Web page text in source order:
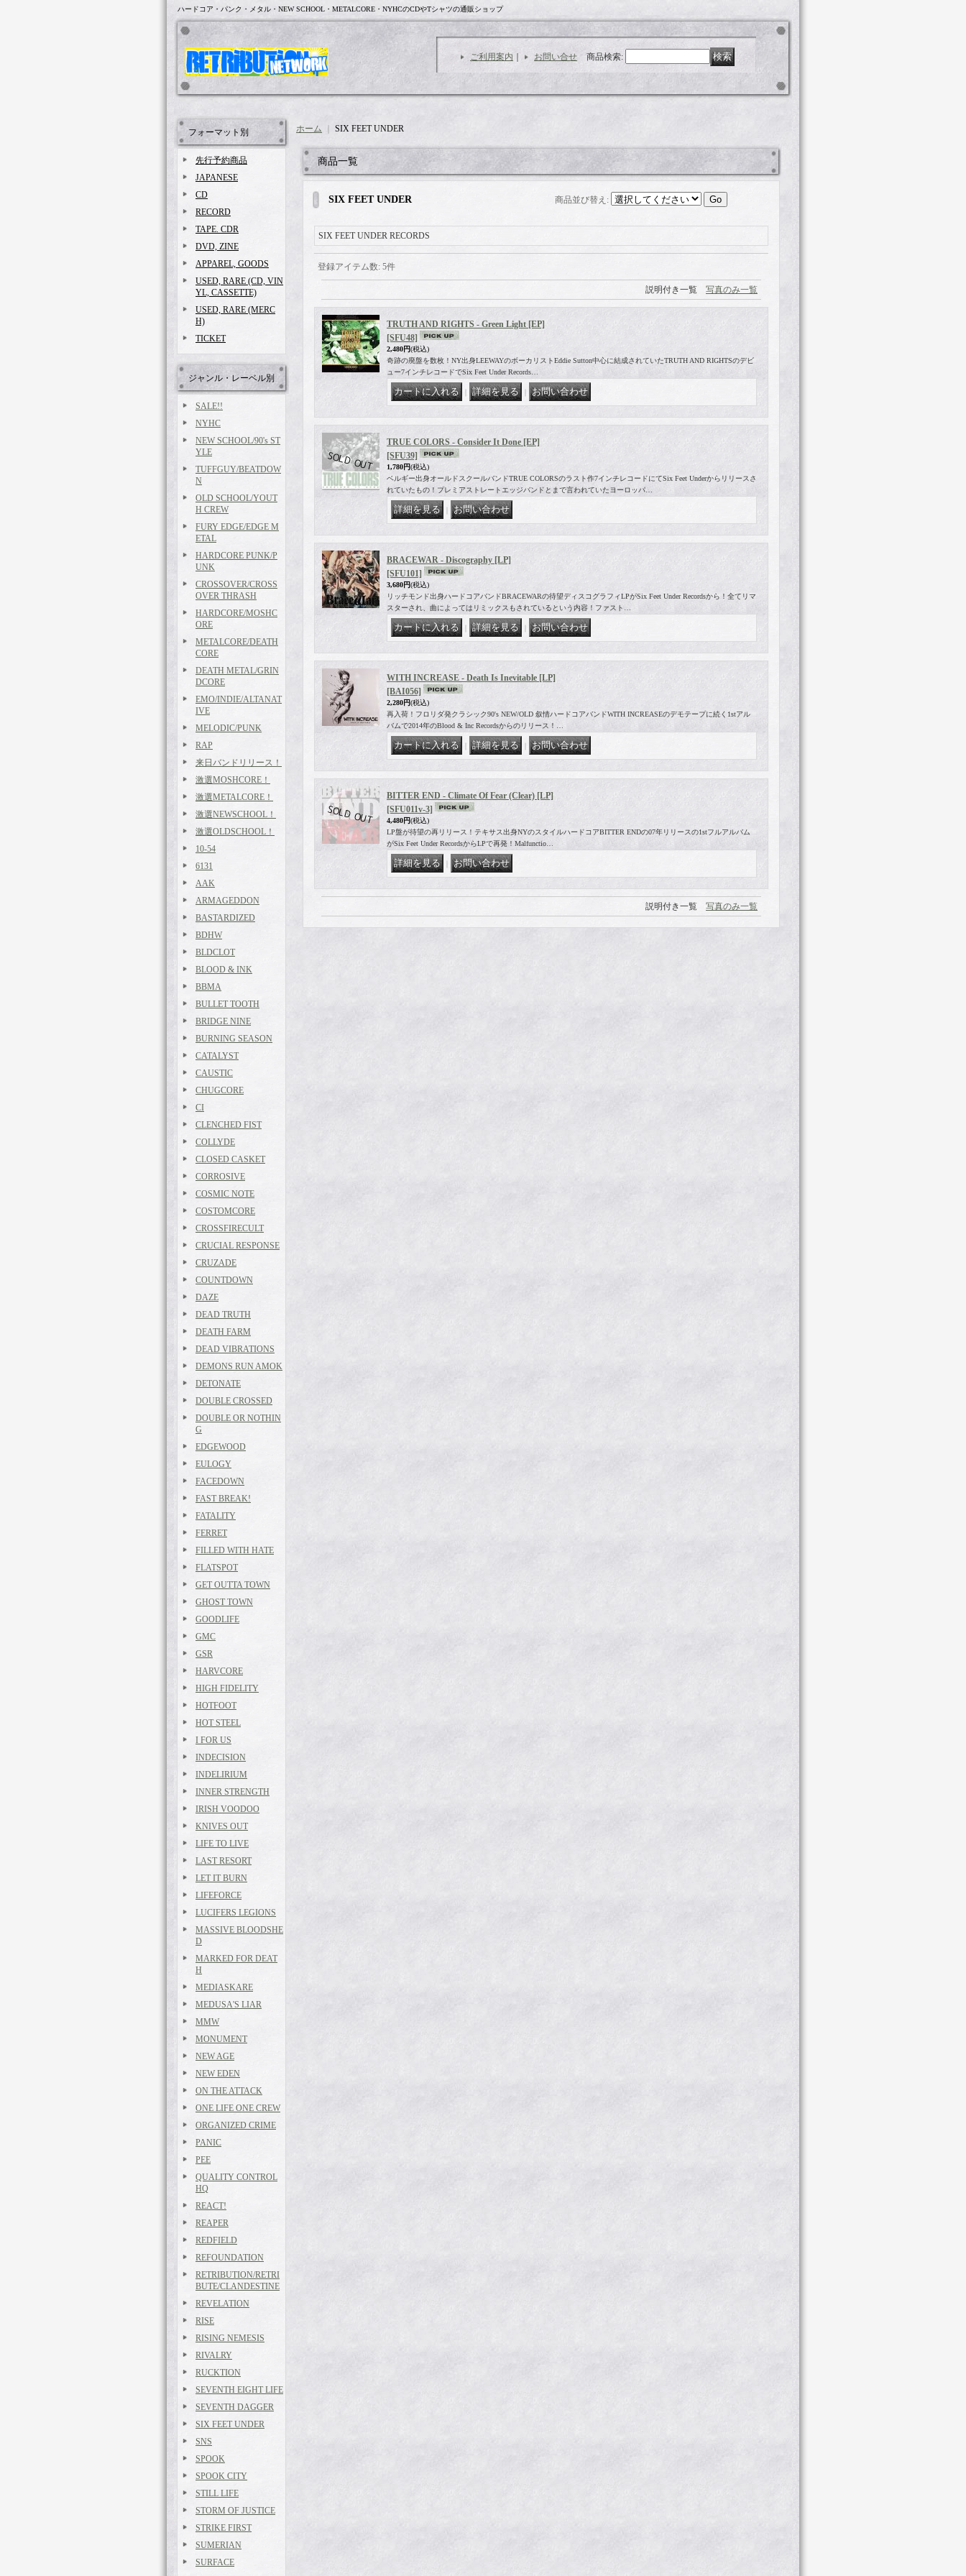
ハードコア・パンク・メタル・NEW SCHOOL・METALCORE・NYHCのCDやTシャツの通販ショップ
ご利用案内 お問い合せ 商品検索:
フォーマット別
先行予約商品
JAPANESE
CD
RECORD
TAPE. CDR
DVD, ZINE
APPAREL, GOODS
USED, RARE (CD, VIN
YL, CASSETTE)
USED, RARE (MERC
H)
TICKET
ジャンル・レーベル別
SALE!!
NYHC
NEW SCHOOL/90's ST
YLE
TUFFGUY/BEATDOW
N
OLD SCHOOL/YOUT
H CREW
FURY EDGE/EDGE M
ETAL
HARDCORE PUNK/P
UNK
CROSSOVER/CROSS
OVER THRASH
HARDCORE/MOSHC
ORE
METALCORE/DEATH
CORE
DEATH METAL/GRIN
DCORE
EMO/INDIE/ALTANAT
IVE
MELODIC/PUNK
RAP
来日バンドリリース！
激選MOSHCORE！
激選METALCORE！
激選NEWSCHOOL！
激選OLDSCHOOL！
10-54
6131
AAK
ARMAGEDDON
BASTARDIZED
BDHW
BLDCLOT
BLOOD & INK
BBMA
BULLET TOOTH
BRIDGE NINE
BURNING SEASON
CATALYST
CAUSTIC
CHUGCORE
CI
CLENCHED FIST
COLLYDE
CLOSED CASKET
CORROSIVE
COSMIC NOTE
COSTOMCORE
CROSSFIRECULT
CRUCIAL RESPONSE
CRUZADE
COUNTDOWN
DAZE
DEAD TRUTH
DEATH FARM
DEAD VIBRATIONS
DEMONS RUN AMOK
DETONATE
DOUBLE CROSSED
DOUBLE OR NOTHIN
G
EDGEWOOD
EULOGY
FACEDOWN
FAST BREAK!
FATALITY
FERRET
FILLED WITH HATE
FLATSPOT
GET OUTTA TOWN
GHOST TOWN
GOODLIFE
GMC
GSR
HARVCORE
HIGH FIDELITY
HOTFOOT
HOT STEEL
I FOR US
INDECISION
INDELIRIUM
INNER STRENGTH
IRISH VOODOO
KNIVES OUT
LIFE TO LIVE
LAST RESORT
LET IT BURN
LIFEFORCE
LUCIFERS LEGIONS
MASSIVE BLOODSHE
D
MARKED FOR DEAT
H
MEDIASKARE
MEDUSA'S LIAR
MMW
MONUMENT
NEW AGE
NEW EDEN
ON THE ATTACK
ONE LIFE ONE CREW
ORGANIZED CRIME
PANIC
PEE
QUALITY CONTROL
HQ
REACT!
REAPER
REDFIELD
REFOUNDATION
RETRIBUTION/RETRI
BUTE/CLANDESTINE
REVELATION
RISE
RISING NEMESIS
RIVALRY
RUCKTION
SEVENTH EIGHT LIFE
SEVENTH DAGGER
SIX FEET UNDER
SNS
SPOOK
SPOOK CITY
STILL LIFE
STORM OF JUSTICE
STRIKE FIRST
SUMERIAN
SURFACE
ホーム SIX FEET UNDER
商品一覧
SIX FEET UNDER 商品並び替え :
SIX FEET UNDER RECORDS
登録アイテム数: 5件
説明付き一覧 写真のみ一覧
TRUTH AND RIGHTS - Green Light [EP]
[SFU48]
2,480円(税込)
奇跡の廃盤を数枚！NY出身LEEWAYのボーカリストEddie Sutton中心に結成されていたTRUTH AND RIGHTSのデビ
ュー7インチレコードでSix Feet Under Records…
TRUE COLORS - Consider It Done [EP]
[SFU39]
1,780円(税込)
ベルギー出身オールドスクールバンドTRUE COLORSのラスト作7インチレコードにてSix Feet Underからリリースさ
れていたもの！プレミアストレートエッジバンドとまで言われていたヨーロッパ…
BRACEWAR - Discography [LP]
[SFU101]
3,680円(税込)
リッチモンド出身ハードコアバンドBRACEWARの待望ディスコグラフィLPがSix Feet Under Recordsから！全てリマ
スターされ、曲によってはリミックスもされているという内容！ファスト…
WITH INCREASE - Death Is Inevitable [LP]
[BAI056]
2,280円(税込)
再入荷！フロリダ発クラシック90's NEW/OLD 叙情ハードコアバンドWITH INCREASEのデモテープに続く1stアル
バムで2014年のBlood & Inc Recordsからのリリース！…
BITTER END - Climate Of Fear (Clear) [LP]
[SFU011v-3]
4,480円(税込)
LP盤が待望の再リリース！テキサス出身NYのスタイルハードコアBITTER ENDの07年リリースの1stフルアルバム
がSix Feet Under RecordsからLPで再発！Malfunctio…
説明付き一覧 写真のみ一覧